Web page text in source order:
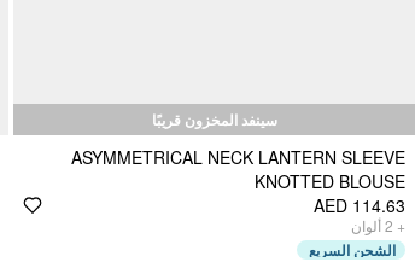
سينفد المخزون قريبًا
ASYMMETRICAL NECK LANTERN SLEEVE
KNOTTED BLOUSE
AED 114.63
+
2ألوان
الشحن السريع